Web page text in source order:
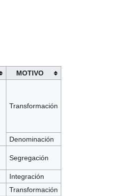
MOTIVO
Transformación
Denominación
Segregación
Integración
Transformación